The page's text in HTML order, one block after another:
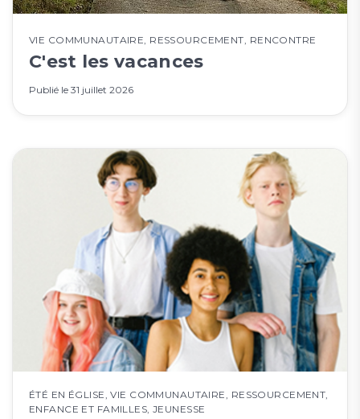
VIE COMMUNAUTAIRE RESSOURCEMENT RENCONTRE
C'est les vacances
Publié le 31 juillet 2026
ÉTÉ EN ÉGLISE,VIE COMMUNAUTAIRE, RESSOURCEMENT,
ENFANCE ET FAMILLES,JEUNESSE